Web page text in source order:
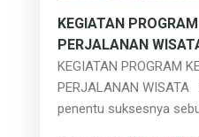
KEGIATAN
PERJALANAN
KEGIATAN PROGRAM
PERJALANAN
penentu suksesnya